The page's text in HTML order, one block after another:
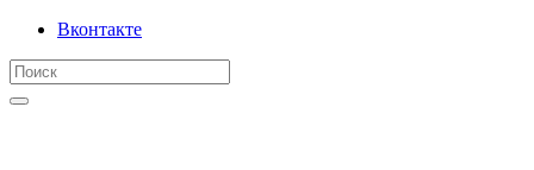
Вконтакте